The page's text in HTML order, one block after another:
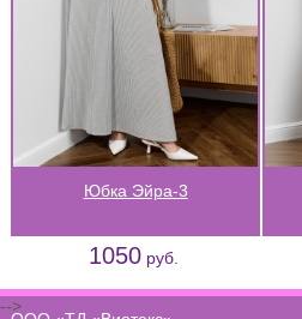
Юбка Эйра-3
1050руб.
-->